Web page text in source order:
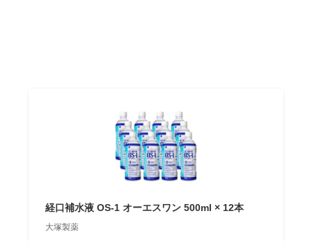
経口補水液 OS-1 オーエスワン 500ml × 12本
大塚製薬